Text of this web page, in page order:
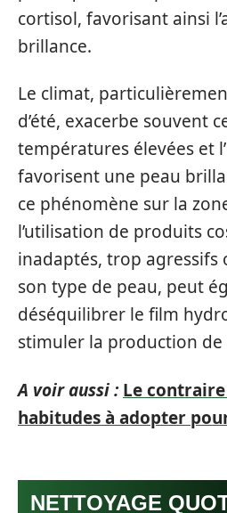
cortisol, favorisant ainsi
brillance.
Le climat,
d’été, exacerbe souvent
températures élevées et
favorisent une peau
ce phénomène sur la
l’utilisation de produits
inadaptés, trop agressifs
son type de peau, peut
déséquilibrer le film
stimuler la production de
A voir aussi : Le contraire
habitudes à adopter
NETTOYAGE